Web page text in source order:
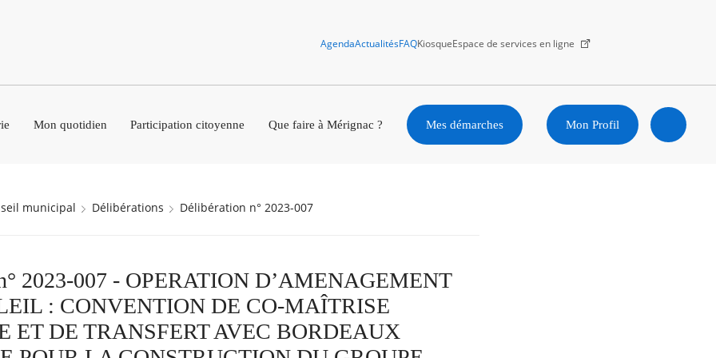
AgendaActualitésFAQKiosqueEspace de services en ligne
Mon quotidien Participation citoyenne Que faire à Mérignac ? Mes démarches Mon Profil
municipal Délibérations Délibération n° 2023-007
2023-007 - OPERATION D’AMENAGEMENT
: CONVENTION DE CO-MAÎTRISE
ET DE TRANSFERT AVEC BORDEAUX